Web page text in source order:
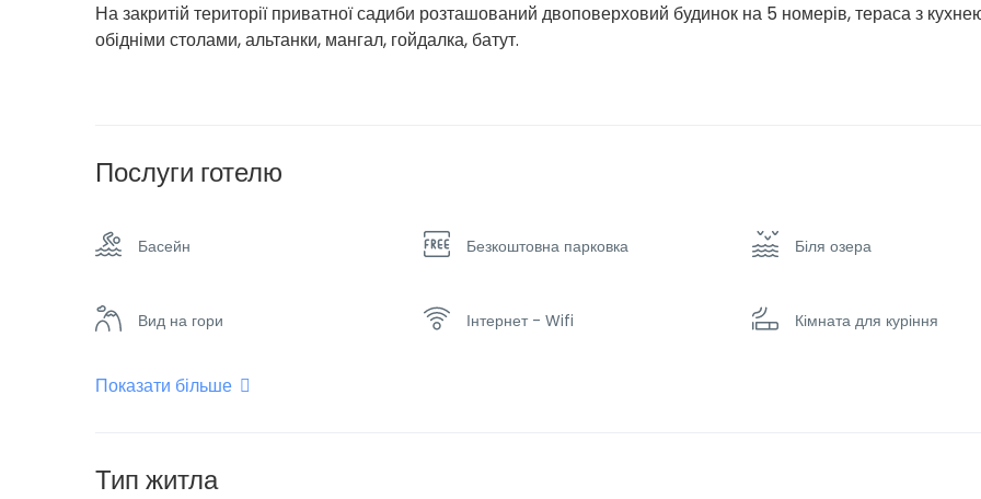
На закритій території приватної садиби розташований двоповерховий будинок на 5 номерів, тераса з
обідніми столами, альтанки, мангал, гойдалка, батут.
Послуги готелю
Басейн Безкоштовна парковка Біля озера
Вид на гори Інтернет - Wifi Кімната для куріння
Обігрівач
Показати більше
Тип житла